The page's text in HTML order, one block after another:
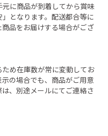
に商品が到着してから賞味
となります。配送都合等に
品をお届けする場合がござ
め在庫数が常に変動してお
の場合でも、商品がご用意
、別途メールにてご連絡さ